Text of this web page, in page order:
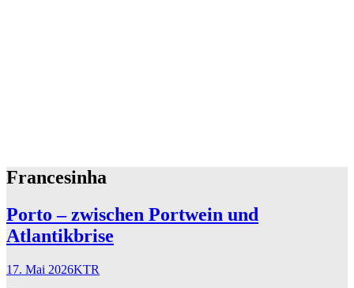
Francesinha
Porto – zwischen Portwein und
Atlantikbrise
17. Mai 2026KTR